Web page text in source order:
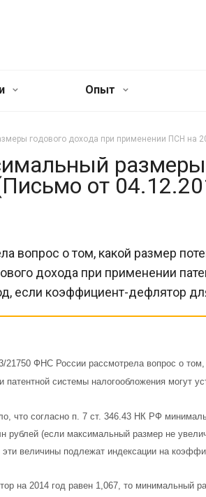
Опыт
годового дохода при применении ПСН на
размеры
от
вопрос о том, какой размер
дохода при применении
если коэффициент-дефлятор
ФНС России рассмотрела вопрос о
патентной системы налогообложения
что согласно п. 7 ст. 346.43 НК РФ
(если максимальный размер не
величины подлежат индексации на
на 2014 год равен 1,067, то минимальный